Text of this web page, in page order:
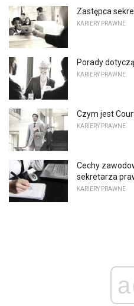
Zastępca
KARIERY PRAWNE
Porady
KARIERY PRAWNE
Czym jest
KARIERY PRAWNE
Cechy
sekretarza
KARIERY PRAWNE